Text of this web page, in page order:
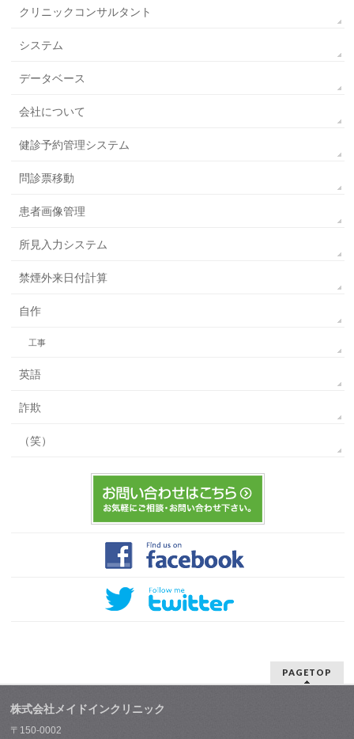
クリニックコンサルタント
システム
データベース
会社について
健診予約管理システム
問診票移動
患者画像管理
所見入力システム
禁煙外来日付計算
自作
工事
英語
詐欺
（笑）
PAGETOP
株式会社メイドインクリニック
〒150-0002